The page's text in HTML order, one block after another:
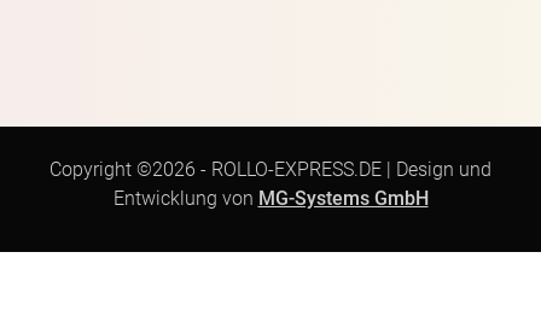
Copyright ©2026 - ROLLO-EXPRESS.DE | Design und
Entwicklung von MG-Systems GmbH